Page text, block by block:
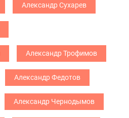
Александр Сухарев
Александр Трофимов
Александр Федотов
Александр Чернодымов